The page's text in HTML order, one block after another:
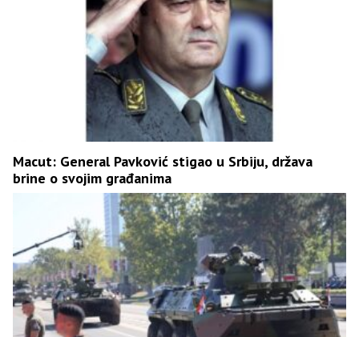
Macut: General Pavković stigao u Srbiju, država
brine o svojim građanima